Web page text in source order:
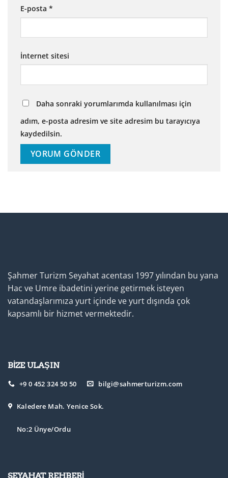
E-posta *
İnternet sitesi
Daha sonraki yorumlarımda kullanılması için
adım, e-posta adresim ve site adresim bu tarayıcıya
kaydedilsin.
Şahmer Turizm Seyahat acentası 1997 yılından bu yana
Hac ve Umre ibadetini yerine getirmek isteyen
vatandaşlarımıza yurt içinde ve yurt dışında çok
kapsamlı bir hizmet vermektedir.
BİZE ULAŞIN
+9 0 452 324 50 50 bilgi@sahmerturizm.com
Kaledere Mah. Yenice Sok.
No:2 Ünye/Ordu
SEYAHAT REHBERİ